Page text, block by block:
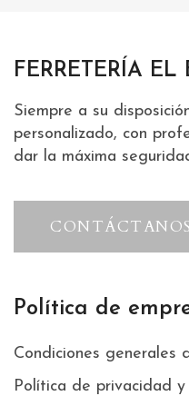
FERRETERÍA EL
Siempre a su
personalizado, con
dar la máxima
CONTÁCTANOS
Política de
Condiciones generales
Política de privacidad